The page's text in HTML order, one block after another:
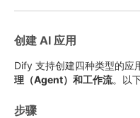
创建 AI 应用
Dify 支持创建四种类型的应
理（Agent） 和工作流。以
步骤